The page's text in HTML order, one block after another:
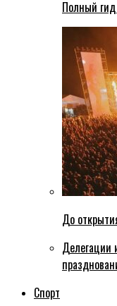
Полный
До
Делегации
Спорт